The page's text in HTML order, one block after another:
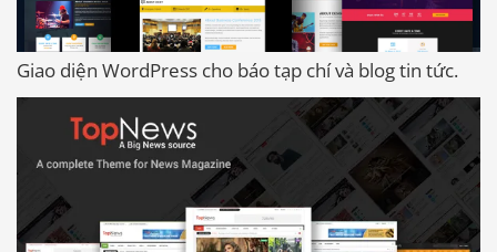
Giao diện WordPress cho báo tạp chí và blog tin tức.